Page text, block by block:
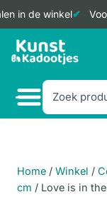
in de winkel
Doorgaan
naar
Home / Winkel /
cm / Love is in